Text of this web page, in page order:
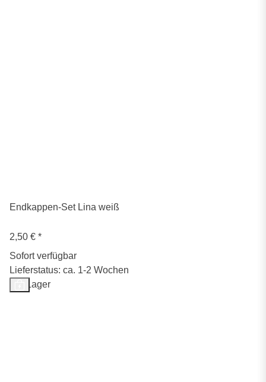
Endkappen-Set Lina weiß
2,50 € *
Sofort verfügbar
Lieferstatus: ca. 1-2 Wochen
Auf Lager